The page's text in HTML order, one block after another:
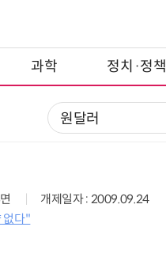
과학 정치·정책
개제일자 : 2009.09.24
없다"